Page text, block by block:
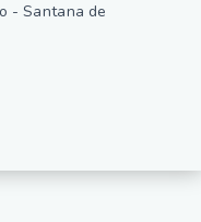
- Santana de